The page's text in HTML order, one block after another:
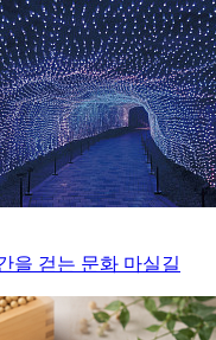
을 걷는 문화 마실길